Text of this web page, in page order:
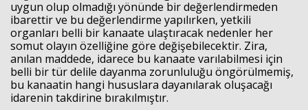
uygun olup olmadığı yönünde bir değerlendirmeden
ibarettir ve bu değerlendirme yapılırken, yetkili
organları belli bir kanaate ulaştıracak nedenler her
somut olayın özelliğine göre değişebilecektir. Zira,
anılan maddede, idarece bu kanaate varılabilmesi için
belli bir tür delile dayanma zorunluluğu öngörülmemiş,
bu kanaatin hangi hususlara dayanılarak oluşacağı
idarenin takdirine bırakılmıştır.